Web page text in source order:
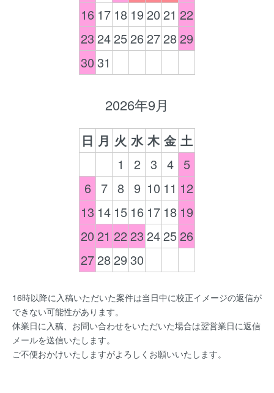
16 17 18 1920 21 22
23 242526272829
30 31
2026年9月
日 月 火 水 木 金 土
1
2 3 4 5
6
7 8 9 10 11 12
13 14 15 16 17 18 19
20 21 2223 242526
27282930
16時以降に入稿いただいた案件は当日中に校正イメージの返信が
できない可能性があります。
休業日に入稿、お問い合わせをいただいた場合は翌営業日に返信
メールを送信いたします。
ご不便おかけいたしますがよろしくお願いいたします。